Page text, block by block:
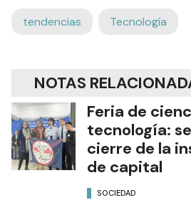
tendencias Tecnología
NOTAS
Feria de
tecnología:
cierre de la
de capital
SOCIEDAD